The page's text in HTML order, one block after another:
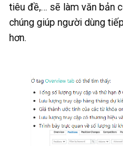
tiêu đề,… sẽ làm văn bản
chúng giúp người dùng
hơn.